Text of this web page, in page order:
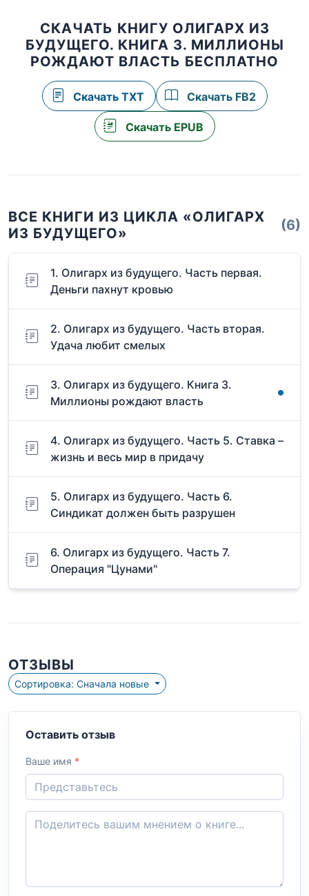
СКАЧАТЬ КНИГУ ОЛИГАРХ ИЗ
БУДУЩЕГО. КНИГА 3. МИЛЛИОНЫ
РОЖДАЮТ ВЛАСТЬ БЕСПЛАТНО
Скачать TXT Скачать FB2
Скачать EPUB
ВСЕ КНИГИ ИЗ ЦИКЛА «ОЛИГАРХ
ИЗ БУДУЩЕГО»
(6)
1. Олигарх из будущего. Часть первая.
Деньги пахнут кровью
2. Олигарх из будущего. Часть вторая.
Удача любит смелых
3. Олигарх из будущего. Книга 3.
Миллионы рождают власть
4. Олигарх из будущего. Часть 5. Ставка –
жизнь и весь мир в придачу
5. Олигарх из будущего. Часть 6.
Синдикат должен быть разрушен
6. Олигарх из будущего. Часть 7.
Операция "Цунами"
ОТЗЫВЫ
Сортировка: Сначала новые
Оставить отзыв
Ваше имя *